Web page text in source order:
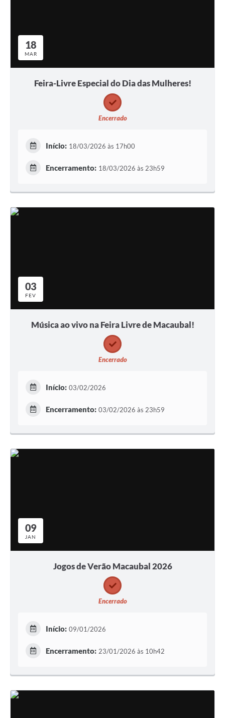
18
MAR
Feira-Livre Especial do Dia das Mulheres!
Encerrado
Início: 18/03/2026 às 17h00
Encerramento: 18/03/2026 às 23h59
03
FEV
Música ao vivo na Feira Livre de Macaubal!
Encerrado
Início: 03/02/2026
Encerramento: 03/02/2026 às 23h59
09
JAN
Jogos de Verão Macaubal 2026
Encerrado
Início: 09/01/2026
Encerramento: 23/01/2026 às 10h42